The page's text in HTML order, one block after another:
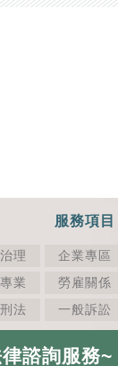
諮詢服務~
服務項目
理 企業專區
業
勞雇關係
法
一般訴訟